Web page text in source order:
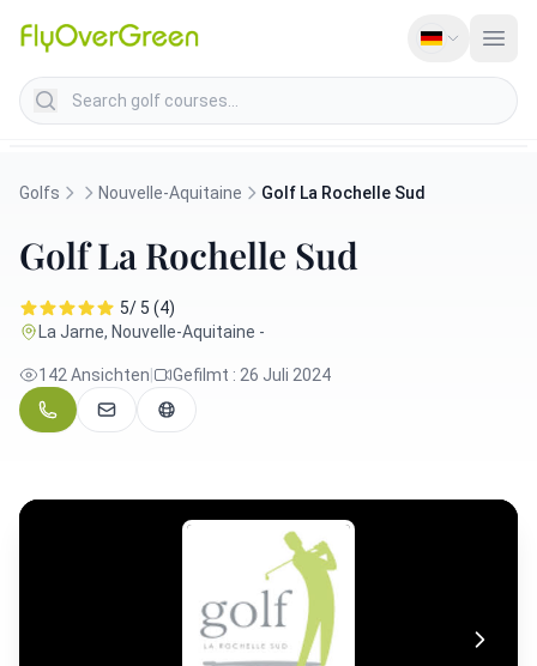
Search golf courses
Golfs Nouvelle-Aquitaine Golf La Rochelle Sud
Golf La Rochelle Sud
5/ 5 (4)
La Jarne, Nouvelle-Aquitaine -
142 Ansichten Gefilmt : 26 Juli 2024